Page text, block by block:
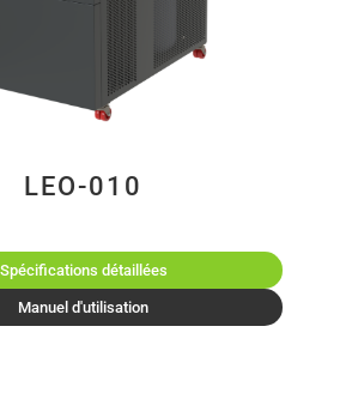
LEO-010
Spécifications détaillées
Manuel d'utilisation